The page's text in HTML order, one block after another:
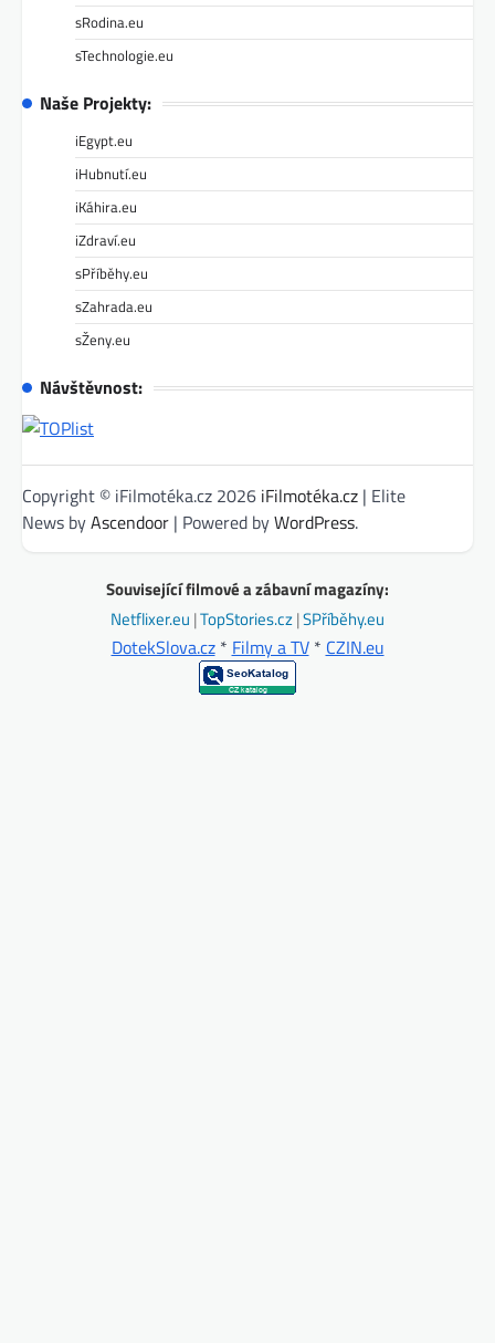
sRodina.eu
sTechnologie.eu
Naše Projekty:
iEgypt.eu
iHubnutí.eu
iKáhira.eu
iZdraví.eu
sPříběhy.eu
sZahrada.eu
sŽeny.eu
Návštěvnost:
Copyright © iFilmotéka.cz 2026 iFilmotéka.cz | Elite
News byAscendoor | Powered byWordPress.
Související filmové a zábavní magazíny:
Netflixer.eu |TopStories.cz|SPříběhy.eu
DotekSlova.cz* Filmy a TV* CZIN.eu